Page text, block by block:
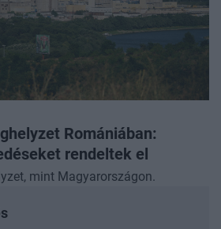
Romániában:
rendeltek el
mint Magyarországon.